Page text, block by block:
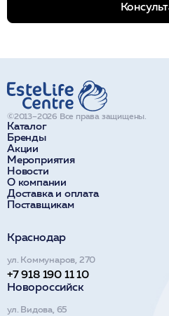
Каталог
Бренды
Акции
Мероприятия
Новости
О компании
Доставка и оплата
Поставщикам
©2013–2026 Все права защищены.
Краснодар
ул. Коммунаров, 270
+7 918 190 11 10
Новороссийск
ул. Видова, 65